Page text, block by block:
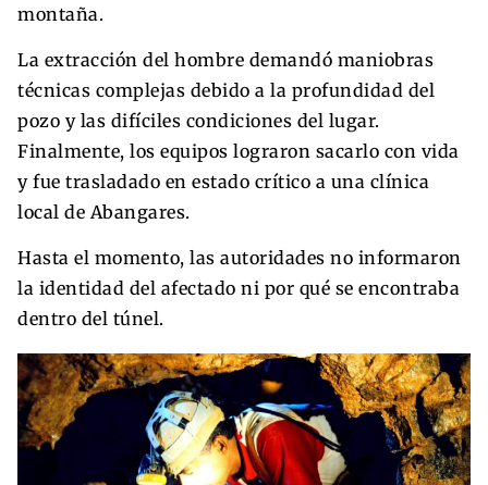
montaña.
La extracción del hombre demandó maniobras
técnicas complejas debido a la profundidad del
pozo y las difíciles condiciones del lugar.
Finalmente, los equipos lograron sacarlo con vida
y fue trasladado en estado crítico a una clínica
local de Abangares.
Hasta el momento, las autoridades no informaron
la identidad del afectado ni por qué se encontraba
dentro del túnel.